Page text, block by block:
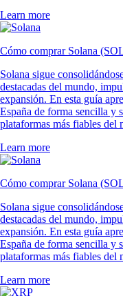
Learn more
Cómo comprar Solana
Solana sigue
destacadas del mundo,
expansión. En esta guía
España de forma sencilla y
plataformas más fiables del
Learn more
Cómo comprar Solana
Solana sigue
destacadas del mundo,
expansión. En esta guía
España de forma sencilla y
plataformas más fiables del
Learn more